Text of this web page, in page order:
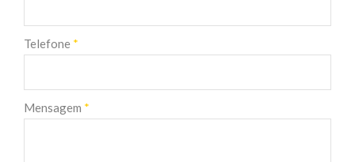
Telefone *
Mensagem *